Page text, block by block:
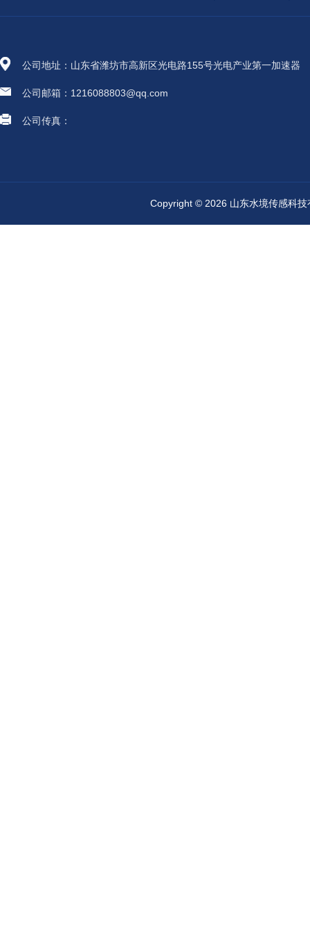
公司地址：山东省潍坊市高新区光电路155号光电产业第一加速器
公司邮箱：1216088803@qq.com
公司传真：
Copyright © 2026 山东水境传感科